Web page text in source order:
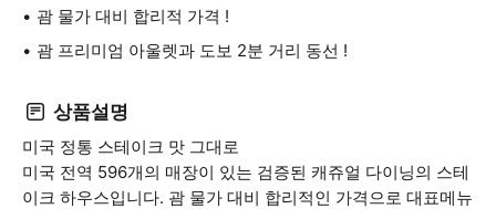
괌 물가 대비 합리적 가격 !
괌 프리미엄 아울렛과 도보 2분 거리 동선 !
상품설명
미국 정통 스테이크 맛 그대로
미국 전역 596개의 매장이 있는 검증된 캐쥬얼 다이닝의 스테
이크 하우스입니다. 괌 물가 대비 합리적인 가격으로 대표메뉴